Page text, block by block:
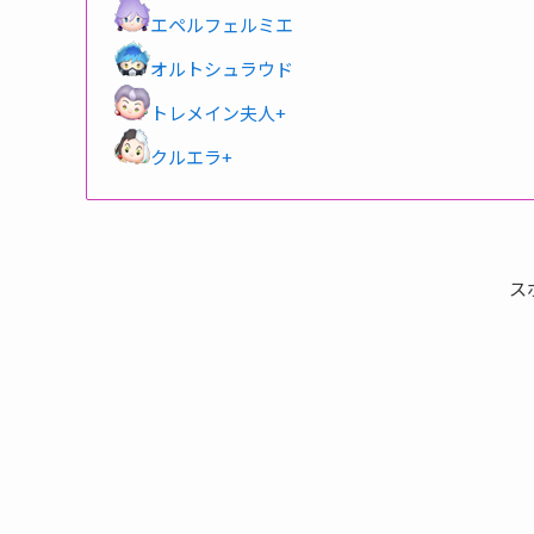
エペルフェルミエ
オルトシュラウド
トレメイン夫人+
クルエラ+
ス